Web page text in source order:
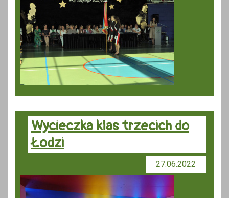
Wycieczka klas trzecich do
Łodzi
27.06.2022